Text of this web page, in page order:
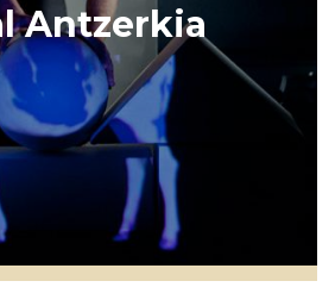
Antzerkia